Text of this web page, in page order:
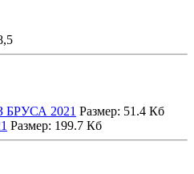
БРУСА 2021 Размер: 51.4 Кб
Размер: 199.7 Кб